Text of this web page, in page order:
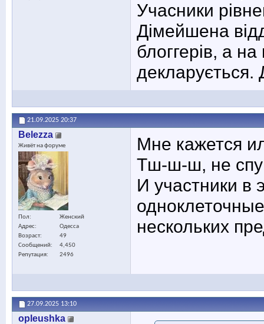
Учасники
Дімейшена
блоггерів, а на
декларується.
21.09.2025 20:37
Belezza
Живёт на форуме
Пол
Женский
Адрес
Одесса
Возраст
49
Сообщений
4,450
Репутация
2496
Мне кажется
Тш-ш-ш, не
И участники в
нескольких
27.09.2025 13:10
opleushka